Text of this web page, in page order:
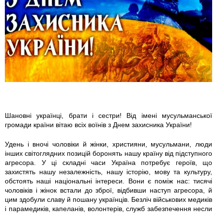
6
0
2
0
9
6
-
Шановні українці, брати і сестри! Від імені мусульманської
громади країни вітаю всіх воїнів з Днем захисника України!
Удень і вночі чоловіки й жінки, християни, мусульмани, люди
інших світоглядних позицій боронять нашу країну від підступного
агресора. У ці складні часи Україна потребує героїв, що
захистять нашу незалежність, нашу історію, мову та культуру,
обстоять наші національні інтереси. Вони є поміж нас: тисячі
чоловіків і жінок встали до зброї, відбивши наступ агресора, й
цим здобули славу й пошану українців. Безліч військових медиків
і парамедиків, капеланів, волонтерів, служб забезпечення несли